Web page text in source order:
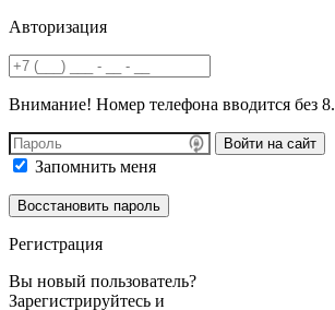
Авторизация
Внимание! Номер телефона вводится без
Войти на сайт
Запомнить меня
Регистрация
Вы новый пользователь?
Зарегистрируйтесь и